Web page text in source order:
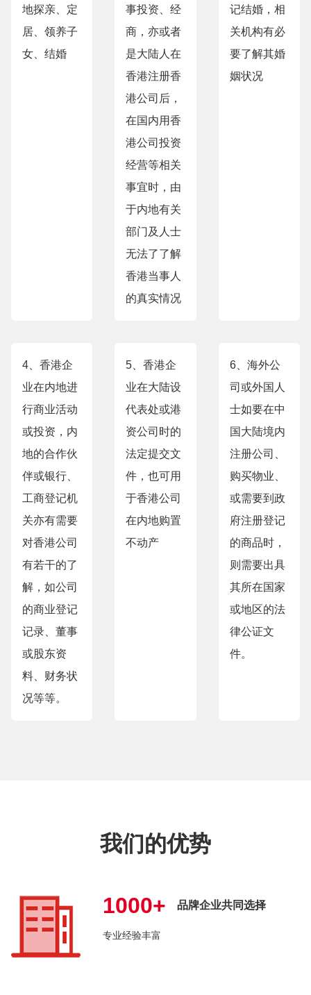
地探亲、定
居、领养子
女、结婚
事投资、经
商，亦或者
是大陆人在
香港注册香
港公司后，
在国内用香
港公司投资
经营等相关
事宜时，由
于内地有关
部门及人士
无法了了解
香港当事人
的真实情况
记结婚，相
关机构有必
要了解其婚
姻状况
4、香港企
业在内地进
行商业活动
或投资，内
地的合作伙
伴或银行、
工商登记机
关亦有需要
对香港公司
有若干的了
解，如公司
的商业登记
记录、董事
或股东资
料、财务状
况等等。
5、香港企
业在大陆设
代表处或港
资公司时的
法定提交文
件，也可用
于香港公司
在内地购置
不动产
6、海外公
司或外国人
士如要在中
国大陆境内
注册公司、
购买物业、
或需要到政
府注册登记
的商品时，
则需要出具
其所在国家
或地区的法
律公证文
件。
我们的优势
1000+ 品牌企业共同选择
专业经验丰富